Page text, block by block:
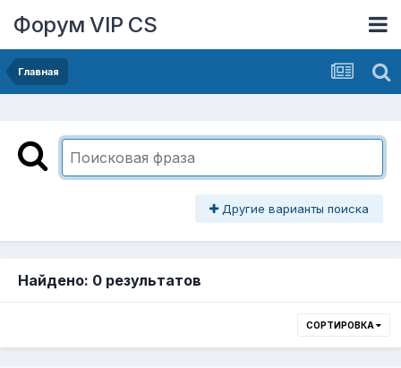
Форум VIP CS
Главная
Другие варианты поиска
Найдено: 0 результатов
СОРТИРОВКА